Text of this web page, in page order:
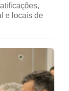
e locais de